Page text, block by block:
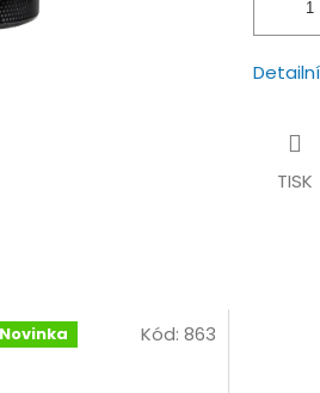
TISK
Novinka Kód: 863